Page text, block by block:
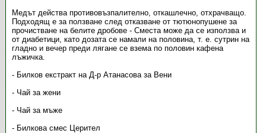
Медът действа противовъзпалително, откашлечно, отхрачващо.
Подходящ е за ползване след отказване от тютюнопушене за
прочистване на белите дробове - Сместа може да се използва и
от диабетици, като дозата се намали на половина, т. е. сутрин на
гладно и вечер преди лягане се взема по половин кафена
лъжичка.
- Билков екстракт на Д-р Атанасова за Вени
- Чай за жени
- Чай за мъже
- Билкова смес Церител